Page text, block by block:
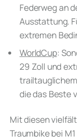
Federweg an
Ausstattung.
extremen
WorldCup:
29 Zoll und
die das Beste
Mit diesen
Traumbike bei